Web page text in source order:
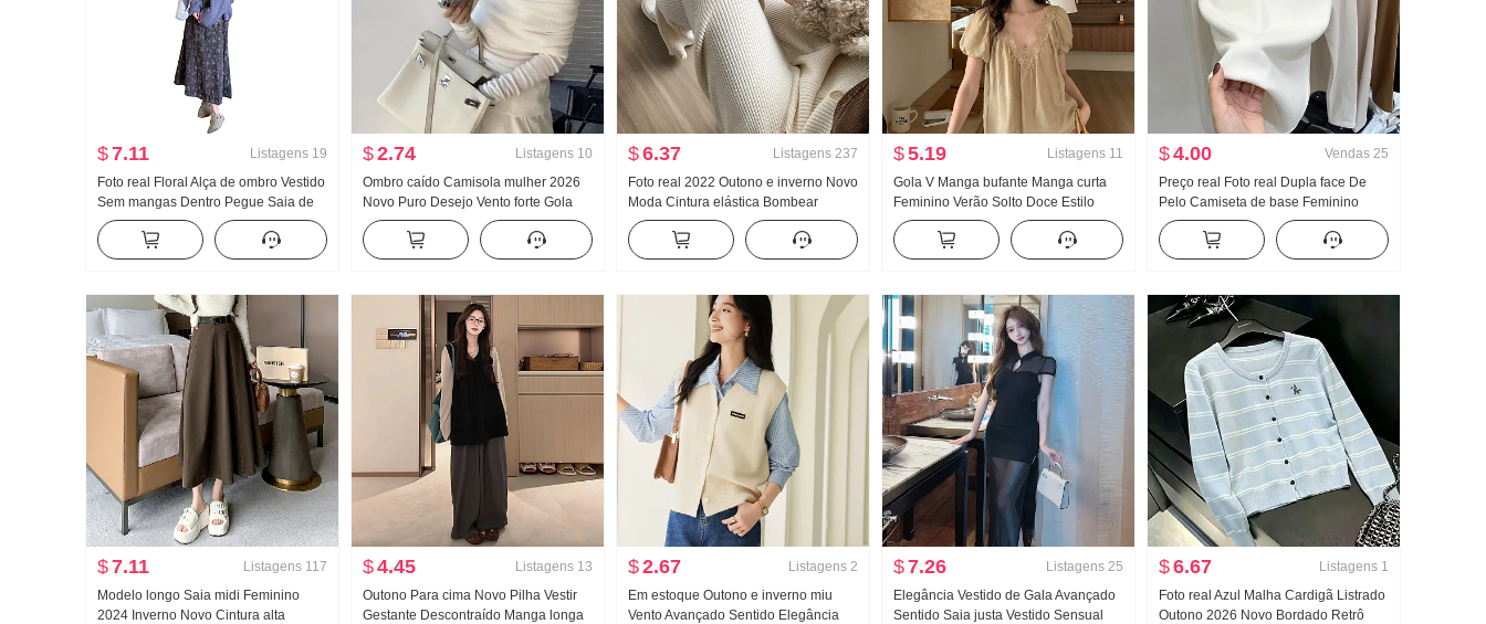
$7.11 Listagens 19
Foto real Floral Alça de ombro Vestido
Sem mangas Dentro Pegue Saia de
Comprimento Médio Descontraído
Vento Casaco de camisola 2 Conjunto
de peças
$2.74 Listagens 10
Ombro caído Camisola mulher 2026
Novo Puro Desejo Vento forte Gola
Polo Ombro de Fora Ternura
Elegância Manga longa Suéter de
Malha Temporada de outono e
$6.37 Listagens 237
Foto real 2022 Outono e inverno Novo
Moda Cintura elástica Bombear
Corda Ajustado Malha Levemente
Boca de Sino Abertura lateral Xian
Alto Efeito emagrecedor Calças
$5.19 Listagens 11
Gola V Manga bufante Manga curta
Feminino Verão Solto Doce Estilo
Simples Ambiente Sentido Francês
Renda Lado Patchwork Nicho
pequeno Top
$4.00 Vendas 25
Preço real Foto real Dupla face De
Pelo Camiseta de base Feminino
Outono e inverno Dentro Pegue Um
em um Forrado com lã espesso
Aquecimento Top Manga longa
$7.11 Listagens 117
Modelo longo Saia midi Feminino
2024 Inverno Novo Cintura alta
$4.45 Listagens 13
Outono Para cima Novo Pilha Vestir
Gestante Descontraído Manga longa
$2.67 Listagens 2
Em estoque Outono e inverno miu
Vento Avançado Sentido Elegância
$7.26 Listagens 25
Elegância Vestido de Gala Avançado
Sentido Saia justa Vestido Sensual
$6.67 Listagens 1
Foto real Azul Malha Cardigã Listrado
Outono 2026 Novo Bordado Retrô